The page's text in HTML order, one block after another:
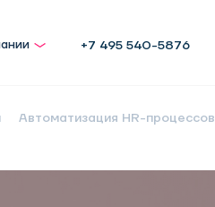
+7 495 540-5876
Автоматизация HR-процессов